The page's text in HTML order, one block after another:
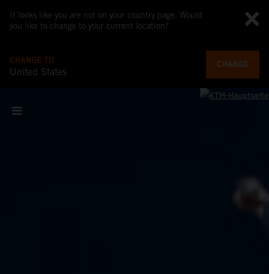
It looks like you are not on your country page. Would
you like to change to your current location?
CHANGE TO
United States
CHANGE